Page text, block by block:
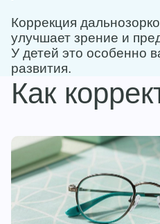
Коррекция
улучшает зрение и
У детей это особенно
развития.
Как